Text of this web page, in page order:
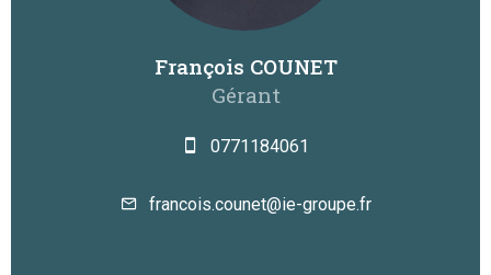
François COUNET
Gérant
0771184061
francois.counet@ie-groupe.fr